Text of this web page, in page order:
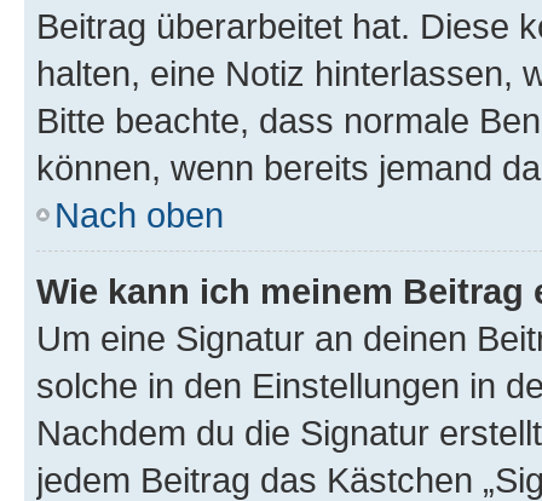
Beitrag überarbeitet hat. Diese
halten, eine Notiz hinterlassen,
Bitte beachte, dass normale
können, wenn bereits jemand
Nach oben
Wie kann ich meinem
Um eine Signatur an deinen
solche in den Einstellungen in
Nachdem du die Signatur
jedem Beitrag das Kästchen